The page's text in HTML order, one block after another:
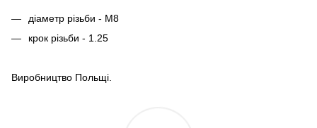
діаметр різьби - М8
крок різьби - 1.25
Виробництво Польщі.